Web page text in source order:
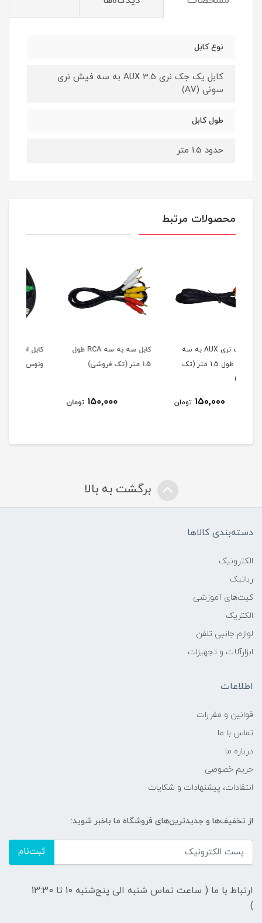
نوع کابل
کابل یک جک نری AUX 3.5 به سه فیش نری
سونی (AV)
طول کابل
حدود 1.5 متر
محصولات مرتبط
کابل سه به سه RCA طول
1.5 متر (تک فروشی)
150,000
کابل افزایش طول USB 2.0
ونوس 3 متری
150,000
برگشت به بالا
دسته‌بندی کالاها
الکترونیک
رباتیک
کیت‌های آموزشی
الکتریک
لوازم جانبی تلفن
ابزارآلات و تجهیزات
اطلاعات
قوانين و مقررات
تماس با ما
درباره ما
حریم خصوصی
انتقادات، پیشنهادات و شکایات
از تخفیف‌ها و جدیدترین‌های فروشگاه ما باخبر شوید:
ثبت‌نام
ارتباط با ما ( ساعت تماس شنبه الی پنج‌شنبه 10 تا 13:30
)